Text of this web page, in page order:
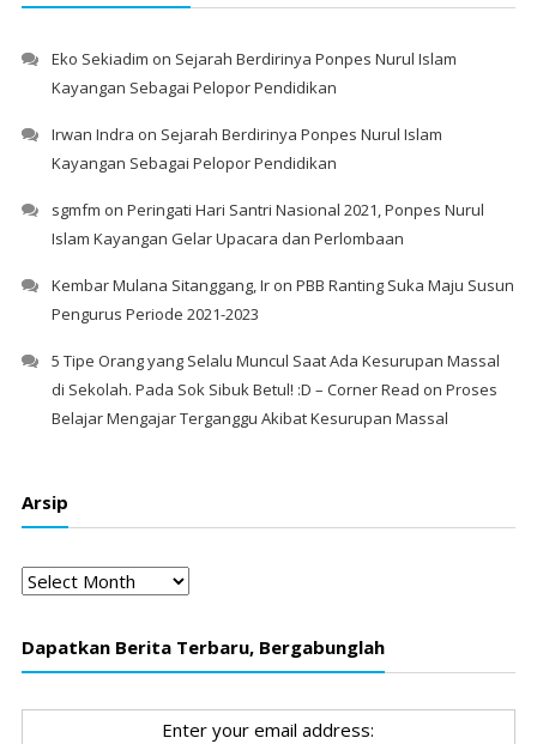
Eko Sekiadim on Sejarah Berdirinya Ponpes Nurul Islam
Kayangan Sebagai Pelopor Pendidikan
Irwan Indra on Sejarah Berdirinya Ponpes Nurul Islam
Kayangan Sebagai Pelopor Pendidikan
sgmfm on Peringati Hari Santri Nasional 2021, Ponpes Nurul
Islam Kayangan Gelar Upacara dan Perlombaan
Kembar Mulana Sitanggang, Iron PBB Ranting Suka Maju Susun
Pengurus Periode 2021-2023
5 Tipe Orang yang Selalu Muncul Saat Ada Kesurupan Massal
di Sekolah. Pada Sok Sibuk Betul! :D – Corner Read on Proses
Belajar Mengajar Terganggu Akibat Kesurupan Massal
Arsip
Arsip
Dapatkan Berita Terbaru, Bergabunglah
Enter your email address: